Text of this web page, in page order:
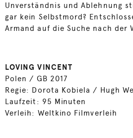
Unverständnis und Ablehnung
gar kein Selbstmord?
Armand auf die Suche nach der
LOVING VINCENT
Polen / GB 2017
Regie: Dorota Kobiela / Hugh
Laufzeit: 95 Minuten
Verleih: Weltkino Filmverleih